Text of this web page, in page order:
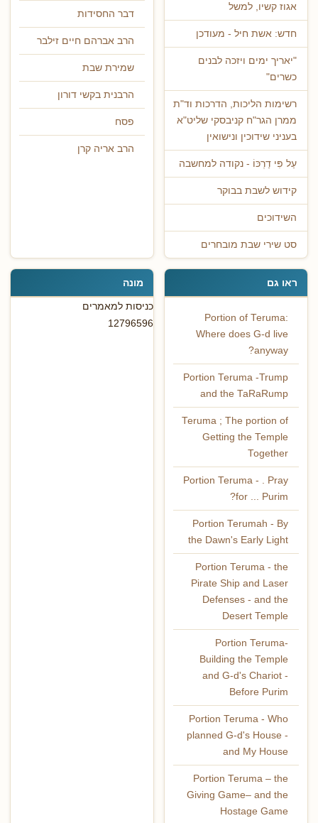
אגוז קשיו, למשל
חדש: אשת חיל - מעודכן
"יאריך ימים ויזכה לבנים
כשרים"
רשימות הליכות, הדרכות וד"ת
ממרן הגר"ח קניבסקי שליט"א
בעניני שידוכין ונישואין
עַל פִּי דַרְכּוֹ - נקודה למחשבה
קידוש לשבת בבוקר
השידוכים
סט שירי שבת מובחרים
דבר החסידות
הרב אברהם חיים זילבר
שמירת שבת
הרבנית בקשי דורון
פסח
הרב אריה קרן
ראו גם
Portion of Teruma:
Where does G-d live
anyway?
Portion Teruma -Trump
and the TaRaRump
Teruma ; The portion of
Getting the Temple
Together
Portion Teruma - . Pray
for ... Purim?
Portion Terumah - By
the Dawn's Early Light
Portion Teruma - the
Pirate Ship and Laser
Defenses - and the
Desert Temple
Portion Teruma-
Building the Temple
and G-d's Chariot -
Before Purim
Portion Teruma - Who
planned G-d's House -
and My House
Portion Teruma – the
Giving Game– and the
Hostage Game
מונה
כניסות למאמרים
12796596